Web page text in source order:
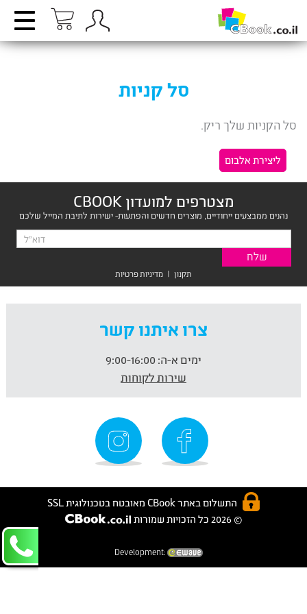
סל קניות
סל הקניות שלך ריק.
ליצירת אלבום
מצטרפים למועדון CBOOK
נהנים ממבצעים ייחודיים, מוצרים חדשים והפתעות- ישירות לתיבת המייל שלכם
תקנון | מדיניות פרטיות
צרו איתנו קשר
ימים א-ה:
שירות לקוחות
התשלום באתר CBook מאובטח בטכנולוגית SSL
© 2026 כל הזכויות שמורות
Development: